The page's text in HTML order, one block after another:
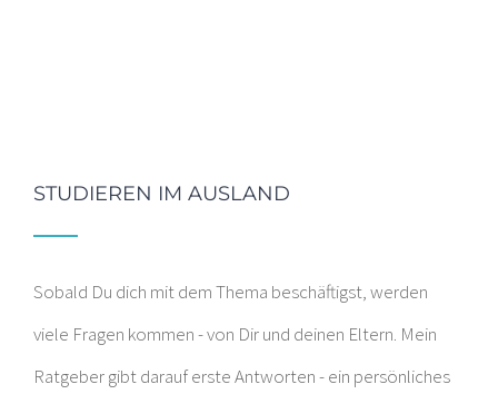
STUDIEREN IM AUSLAND
Sobald Du dich mit dem Thema beschäftigst, werden
viele Fragen kommen - von Dir und deinen Eltern. Mein
Ratgeber gibt darauf erste Antworten - ein persönliches